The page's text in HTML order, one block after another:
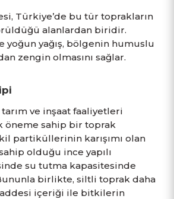
Türkiye’de bu tür toprakların
alanlardan biridir.
yoğun yağış, bölgenin humuslu
zengin olmasını sağlar.
ve inşaat faaliyetleri
öneme sahip bir toprak
partiküllerinin karışımı olan
olduğu ince yapılı
su tutma kapasitesinde
birlikte, siltli toprak daha
içeriği ile bitkilerin